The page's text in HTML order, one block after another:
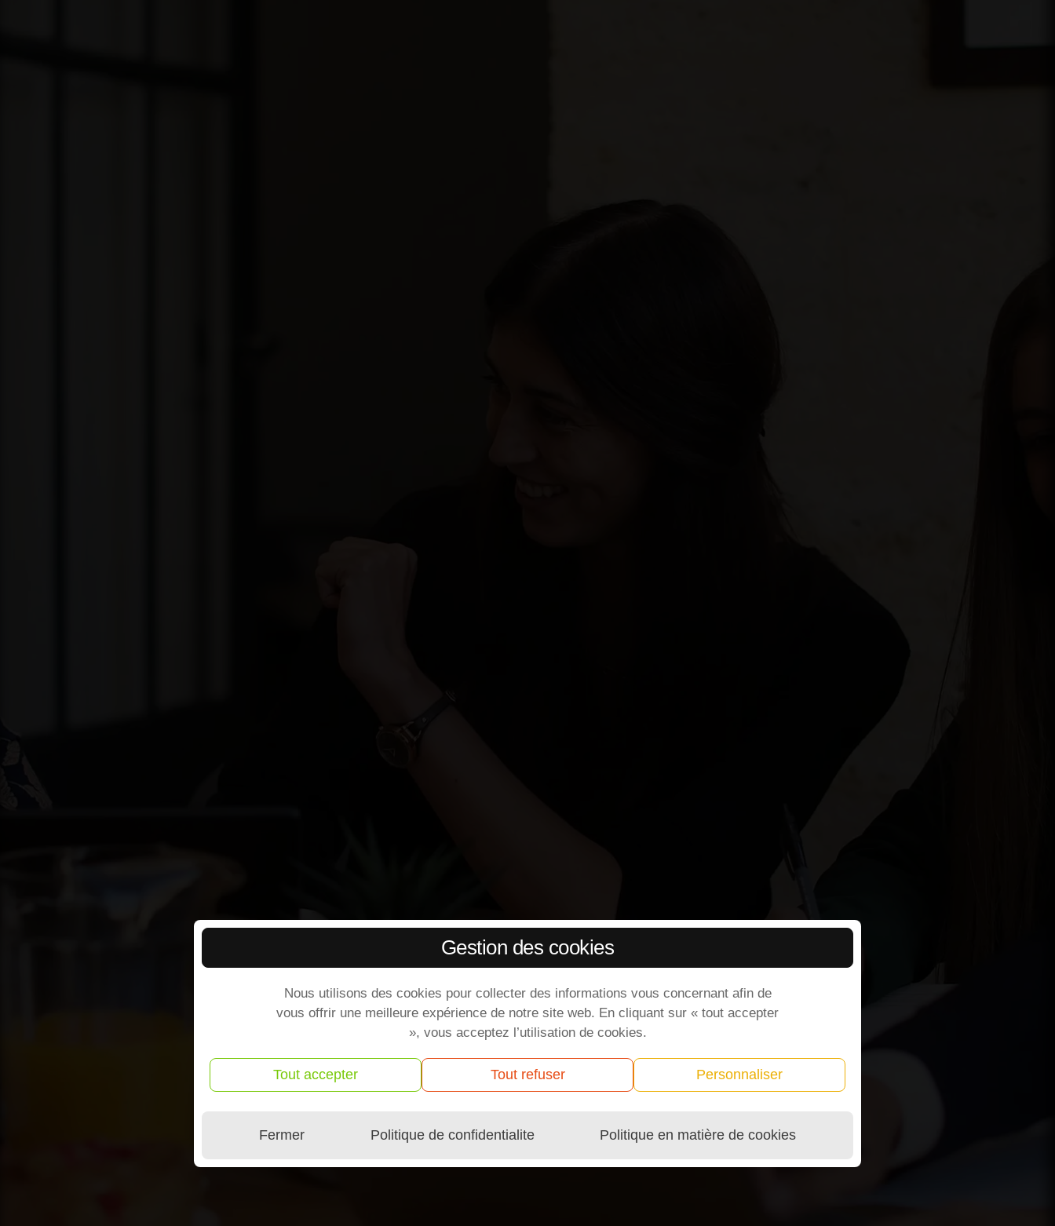
Gestion des cookies
Nous utilisons des cookies pour collecter des informations vous concernant afin de
vous offrir une meilleure expérience de notre site web. En cliquant sur « tout accepter
», vous acceptez l’utilisation de cookies.
Tout accepter Tout refuser Personnaliser
Fermer Politique de confidentialite Politique en matière de cookies